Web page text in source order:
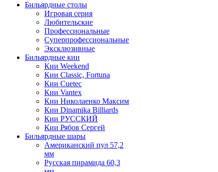
Бильярдные столы
Игровая серия
Любительские
Профессиональные
Суперпрофессиональные
Эксклюзивные
Бильярдные кии
Кии Weekend
Кии Classic, Fortuna
Кии Cuetec
Кии Vantex
Кии Николаенко Максим
Кии Dinamika Billiards
Кии РУССКИЙ
Кии Рябов Сергей
Бильярдные шары
Американский пул 57,2
мм
Русская пирамида 60,3